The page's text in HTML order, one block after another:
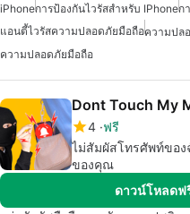
iPhoneการป้องกันไวรัสสำหรับ IPhoneก
แอนตี้ไวรัสความปลอดภัยมือถือความปล
ความปลอดภัยมือถือ
Dont Touch My
4 ฟรี
ไม่สัมผัสโทรศัพท์ขอ
ของคุณ
ดาวน์โหลดฟ